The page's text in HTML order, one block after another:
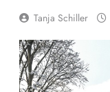
Tanja Schiller